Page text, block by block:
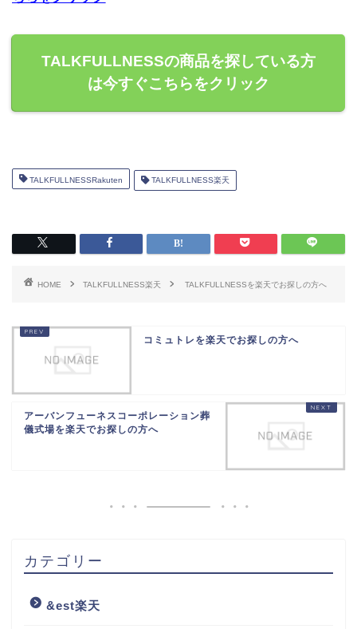
TALKFULLNESSの商品を探している方
は今すぐこちらをクリック
TALKFULLNESSRakuten TALKFULLNESS楽天
HOME TALKFULLNESS楽天 TALKFULLNESSを楽天でお探しの方へ
コミュトレを楽天でお探しの方へ
アーバンフューネスコーポレーション葬
儀式場を楽天でお探しの方へ
カテゴリー
&est楽天